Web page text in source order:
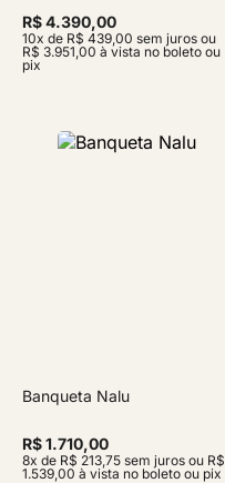
R$ 4.390,00
10x de R$ 439,00 sem juros ou
R$ 3.951,00 à vista no boleto ou
pix
Banqueta Nalu
R$ 1.710,00
8x de R$ 213,75 sem juros ou R$
1.539,00 à vista no boleto ou pix